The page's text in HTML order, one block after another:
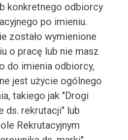
konkretnego odbiorcy
po imieniu.
zostało wymienione
o pracę lub nie masz
do imienia odbiorcy,
jest użycie ogólnego
takiego jak "Drogi
ds. rekrutacji" lub
Rekrutacyjnym